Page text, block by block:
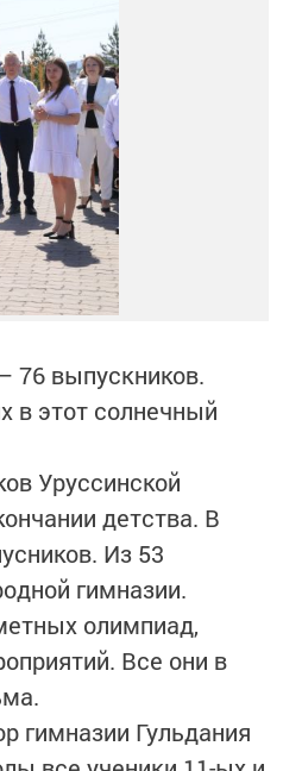
76 выпускников.
в этот солнечный
Уруссинской
детства. В
Из 53
гимназии.
олимпиад,
Все они в
гимназии Гульдания